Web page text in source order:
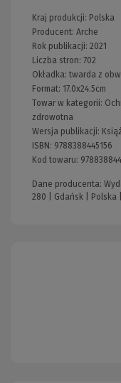
Kraj produkcji: Polska
Producent: Arche
Rok publikacji: 2021
Liczba stron: 702
Okładka:twarda z
Format: 17.0x24.5cm
Towar w kategorii:
zdrowotna
Wersja publikacji:
ISBN: 9788388445156
Kod towaru:
Dane producenta:
280 | Gdańsk | Polska |